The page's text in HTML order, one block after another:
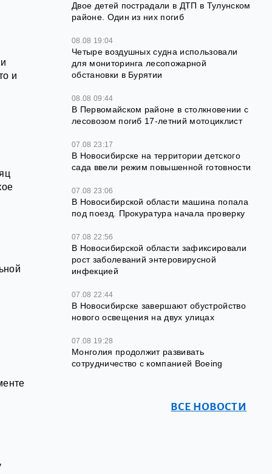
и
Двое детей пострадали в ДТП в Тулунском
районе. Один из них погиб
08.08 19:04
Четыре воздушных судна использовали
для мониторинга лесопожарной
обстановки в Бурятии
08.08 09:44
В Первомайском районе в столкновении с
лесовозом погиб 17-летний мотоциклист
07.08 23:17
В Новосибирске на территории детского
сада ввели режим повышенной готовности
07.08 23:06
В Новосибирской области машина попала
под поезд. Прокуратура начала проверку
07.08 22:56
В Новосибирской области зафиксировали
рост заболеваний энтеровирусной
инфекцией
07.08 22:44
В Новосибирске завершают обустройство
нового освещения на двух улицах
07.08 19:28
Монголия продолжит развивать
сотрудничество с компанией Boeing
ВСЕ НОВОСТИ